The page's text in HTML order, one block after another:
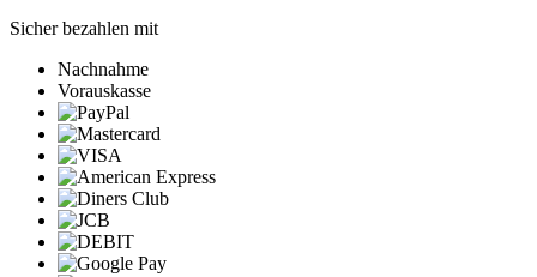
Sicher bezahlen mit
Nachnahme
Vorauskasse